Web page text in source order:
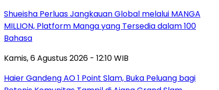
Shueisha Perluas Jangkauan Global melalui MANGA
MILLION, Platform Manga yang Tersedia dalam 100
Bahasa
Kamis, 6 Agustus 2026 - 12:10 WIB
Haier Gandeng AO 1 Point Slam, Buka Peluang bagi